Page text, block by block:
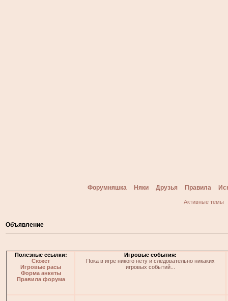
Форумняшка Няки Друзья Правила
Активные темы
Объявление
Полезные ссылки:
Сюжет
Игровые расы
Форма анкеты
Правила форума
Игровые события:
Пока в игре никого нету и следовательно никаких
игровых событий...